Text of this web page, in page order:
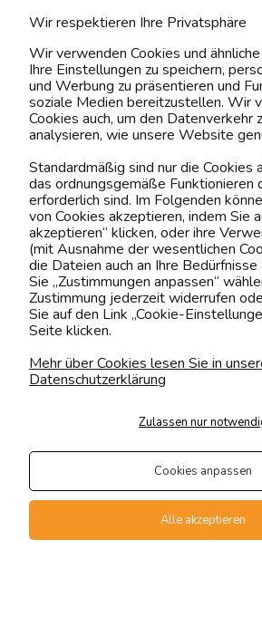
Abonnieren Sie Den
Newsletter
Profitieren Sie von Vorteilen und
unserem Angebot auf dem
Gib mir deine Email Adresse
* Mit der Anmeldung stimmen Sie der
personenbezogenen Daten zu
Mehr Bekommen
→ Anmelden
→ Konto erstellen
ÜBER UNS & RECHTLICHES
MEIN ACCOUNT
Wir respektieren Ihre Privatsphäre
Wir verwenden Cookies und
Ihre Einstellungen zu speichern,
und Werbung zu präsentieren und
soziale Medien bereitzustellen. Wir
Cookies auch, um den Datenverkehr
analysieren, wie unsere Website
Standardmäßig sind nur die Cookies
das ordnungsgemäße Funktionieren
erforderlich sind. Im Folgenden
von Cookies akzeptieren, indem Sie
akzeptieren“ klicken, oder ihre
(mit Ausnahme der wesentlichen
die Dateien auch an Ihre Bedürfnisse
Sie „Zustimmungen anpassen“
Zustimmung jederzeit widerrufen
Sie auf den Link „Cookie-
Seite klicken.
Mehr über Cookies lesen Sie in
Datenschutzerklärung
Zulassen nur
Cookies anpassen
Alle akzeptieren